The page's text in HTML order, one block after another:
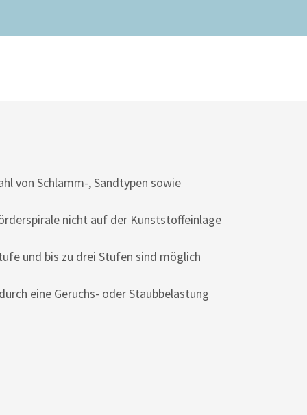
von Schlamm-, Sandtypen sowie
nicht auf der Kunststoffeinlage
und bis zu drei Stufen sind möglich
eine Geruchs- oder Staubbelastung